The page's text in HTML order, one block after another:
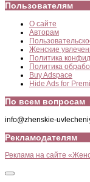
Пользователям
О сайте
Авторам
Женские
Политика
Политика
Buy Adspace
Hide Ads for
По всем вопросам
info@zhenskie-
Рекламодателям
Реклама на сайте